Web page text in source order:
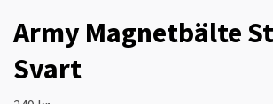
Army Magnetbälte
Svart